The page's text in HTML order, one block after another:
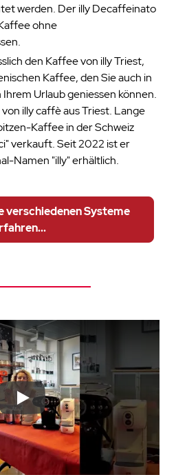
werden. Der illy Decaffeinato
ohne
den Kaffee von illy Triest,
Kaffee, den Sie auch in
Urlaub geniessen können.
illy caffè aus Triest. Lange
Kaffee in der Schweiz
verkauft. Seit 2022 ist er
Namen "illy" erhältlich.
verschiedenen Systeme
Play